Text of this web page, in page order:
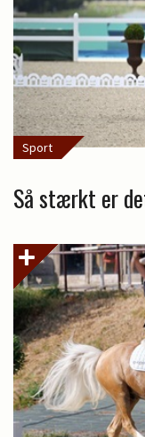
Sport
Så stærkt er